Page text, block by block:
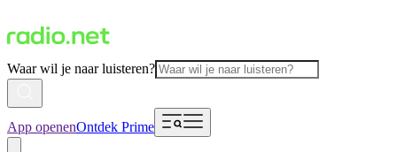
Waar wil je naar luisteren?
App openenOntdek Prime